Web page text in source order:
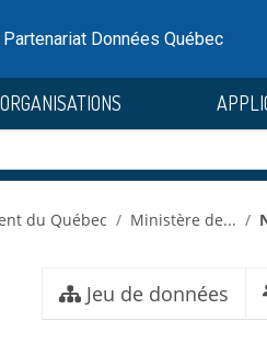
Partenariat Données Québec
ORGANISATIONS
du Québec Ministère de...
Jeu de données